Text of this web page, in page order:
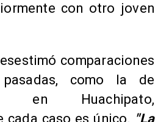
con otro joven
comparaciones
como la de
en Huachipato,
cada caso es único. "La